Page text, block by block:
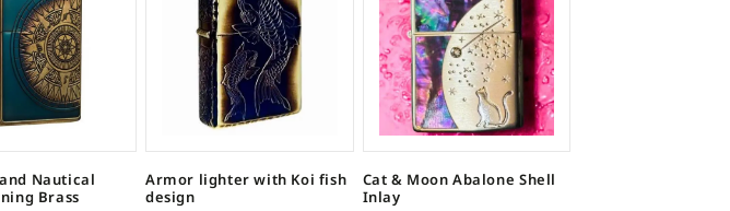
Nautical
Brass
Armor lighter with Koi fish
design
Cat & Moon Abalone Shell
Inlay